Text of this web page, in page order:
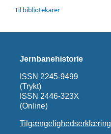
Til bibliotekarer
Jernbanehistorie
ISSN 2245-9499
(Trykt)
ISSN 2446-323X
(Online)
Tilgængelighedserklæring